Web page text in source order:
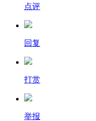
点评
回复
打赏
举报